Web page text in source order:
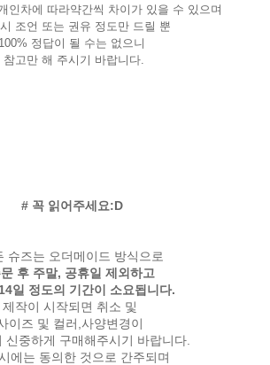
인차에 따라약간씩 차이가 있을 수 있으며
조언 또는 권유 정도만 드릴 뿐
100% 정답이 될 수는 없으니
참고만 해 주시기 바랍니다.
# 꼭 읽어주세요:D
슈즈는 오더메이드 방식으로
후 주말, 공휴일 제외하고
일 정도의 기간이 소요됩니다.
제작이 시작되면 취소 및
이즈 및 컬러,사양변경이
신중하게 구매해주시기 바랍니다.
에는 동의한 것으로 간주되며